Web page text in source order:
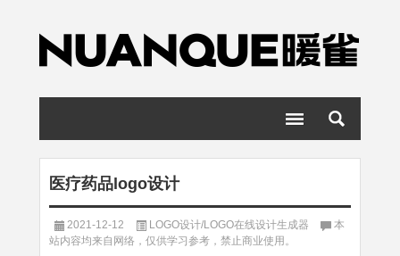
医疗药品logo设计
2021-12-12 LOGO设计/LOGO在线设计生成器
本
站内容均来自网络，仅供学习参考，禁止商业使用。